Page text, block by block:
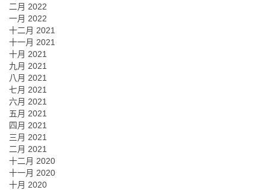
二月 2022
一月 2022
十二月 2021
十一月 2021
十月 2021
九月 2021
八月 2021
七月 2021
六月 2021
五月 2021
四月 2021
三月 2021
二月 2021
十二月 2020
十一月 2020
十月 2020